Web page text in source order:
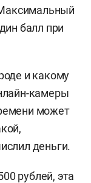
Максимальный
балл при
и какому
камеры
может
деньги.
рублей, эта